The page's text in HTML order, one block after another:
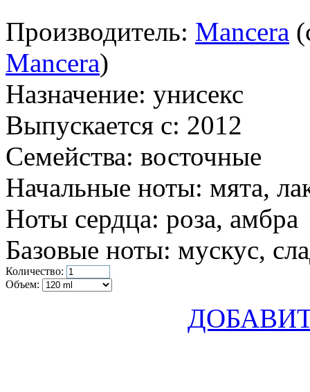
Производитель: Mancera
Mancera)
Назначение: унисекс
Выпускается с: 2012
Семейства: восточные
Начальные ноты: мята,
Ноты сердца: роза, амбра
Базовые ноты: мускус,
Количество:
Объем: